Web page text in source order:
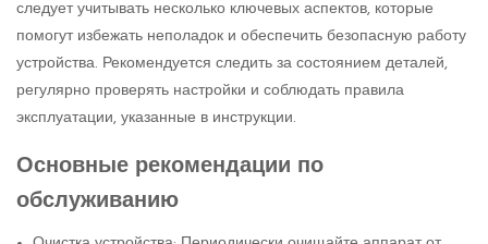
следует учитывать несколько ключевых аспектов, которые
помогут избежать неполадок и обеспечить безопасную работу
устройства. Рекомендуется следить за состоянием деталей,
регулярно проверять настройки и соблюдать правила
эксплуатации, указанные в инструкции.
Основные рекомендации по
обслуживанию